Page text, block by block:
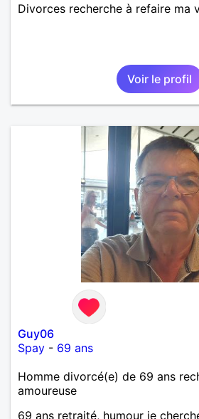
Divorces recherche à refaire ma
Voir le profil
Guy06
Spay - 69 ans
Homme divorcé(e) de 69 ans
amoureuse
69 ans retraité, humour je